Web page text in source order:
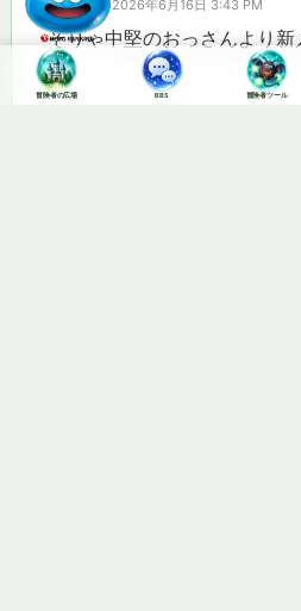
2026年6月16日 3:43 PM
そりゃ中堅のおっさんより
冒険者の広場 BBS 冒険者ツール